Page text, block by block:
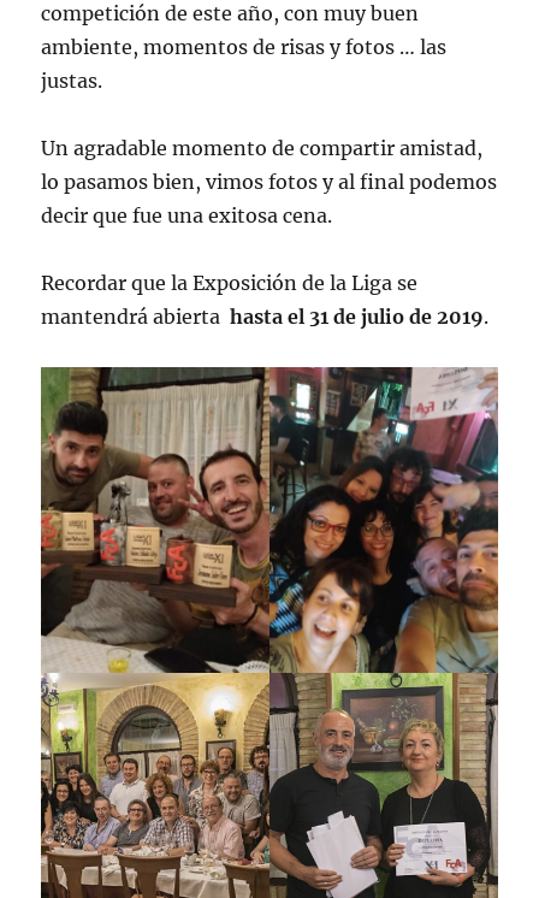
competición de este año, con muy buen
ambiente, momentos de risas y fotos … las
justas.
Un agradable momento de compartir amistad,
lo pasamos bien, vimos fotos y al final podemos
decir que fue una exitosa cena.
Recordar que la Exposición de la Liga se
mantendrá abierta hasta el 31 de julio de 2019.